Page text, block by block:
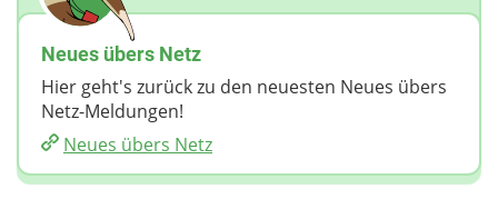
Neues übers Netz
Hier geht's zurück zu den neuesten Neues übers
Netz-Meldungen!
Neues übers Netz